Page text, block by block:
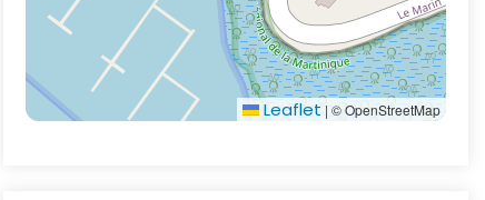
Leaflet | © OpenStreetMap